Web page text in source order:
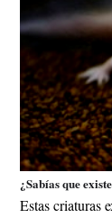
¿Sabías que
Estas criaturas